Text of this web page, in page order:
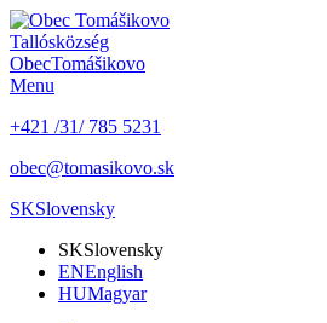
Tallósközség
ObecTomášikovo
Menu
+421 /31/ 785 5231
obec@tomasikovo.sk
SKSlovensky
SKSlovensky
ENEnglish
HUMagyar